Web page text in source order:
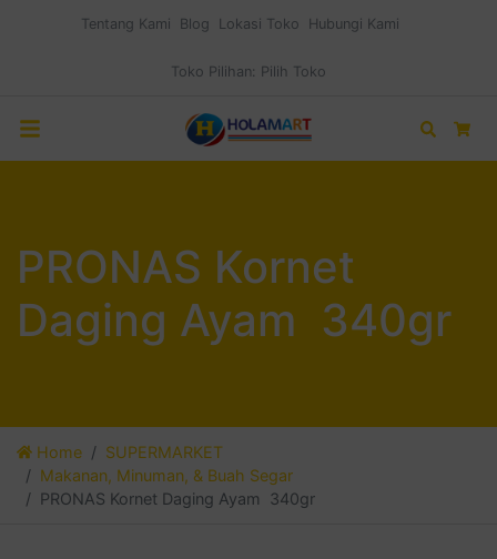
Tentang Kami Blog Lokasi Toko Hubungi Kami
Toko Pilihan: Pilih Toko
Search
PRONAS Kornet
Daging Ayam 340gr
Home
SUPERMARKET
Makanan, Minuman, & Buah Segar
PRONAS Kornet Daging Ayam 340gr